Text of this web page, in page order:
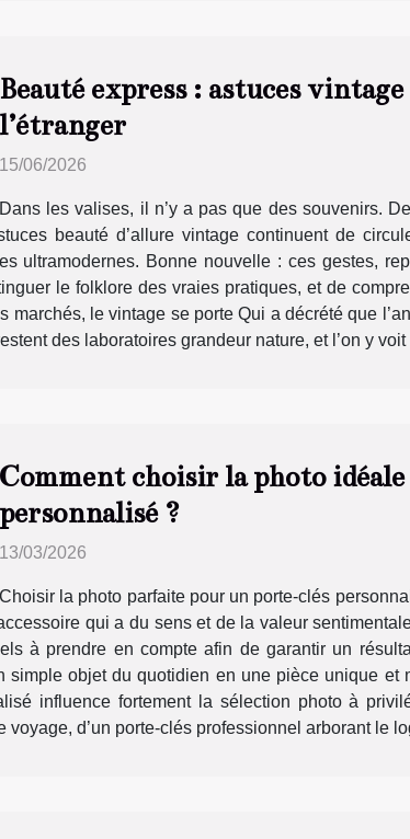
Beauté express : astuces
l’étranger
15/06/2026
Dans les valises, il n’y a pas que des souvenirs.
beauté d’allure vintage continuent de
ultramodernes. Bonne nouvelle : ces gestes,
le folklore des vraies pratiques, et de
marchés, le vintage se porte Qui a décrété que
des laboratoires grandeur nature, et l’on y
Comment choisir la photo
personnalisé ?
13/03/2026
Choisir la photo parfaite pour un porte-clés
qui a du sens et de la valeur
à prendre en compte afin de garantir un
simple objet du quotidien en une pièce unique et
influence fortement la sélection photo à
d’un porte-clés professionnel arborant le